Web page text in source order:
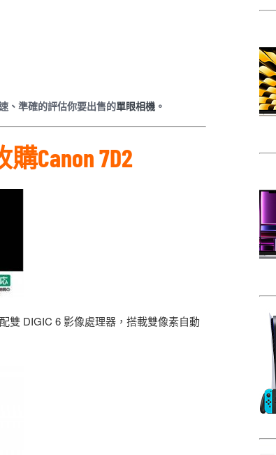
、準確的評估你要出售的單眼相機 。
Canon 7D2
雙 DIGIC 6 影像處理器，搭載雙像素自動